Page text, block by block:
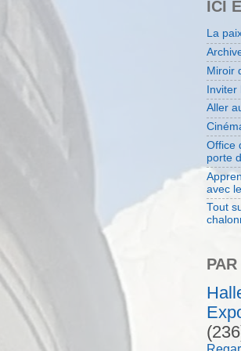
ICI
La
Miroir
Inviter
Aller
Office
porte
avec
Tout